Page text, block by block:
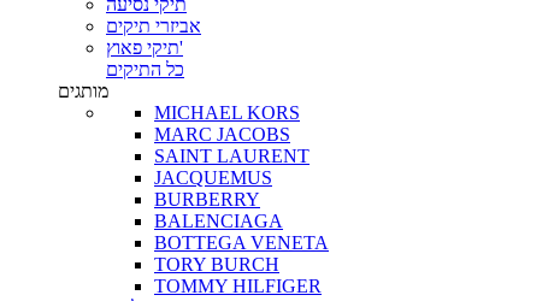
אביזרי תיקים
תיקי פאוץ'
כל התיקים
מותגים
MICHAEL KORS
MARC JACOBS
SAINT LAURENT
JACQUEMUS
BURBERRY
BALENCIAGA
BOTTEGA VENETA
TORY BURCH
TOMMY HILFIGER